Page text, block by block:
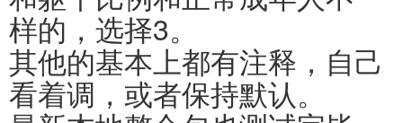
样的，选择3。
其他的基本上都有注释，自己
看着调，或者保持默认。